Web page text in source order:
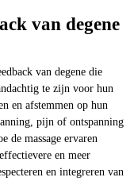
van degene
van degene die
te zijn voor hun
en afstemmen op hun
pijn of ontspanning
de massage ervaren
en meer
en integreren van